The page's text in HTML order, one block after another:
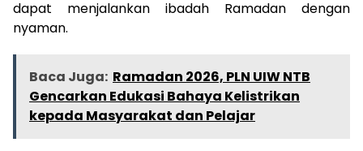
dapat menjalankan ibadah Ramadan dengan
nyaman.
Baca Juga: Ramadan 2026, PLN UIW NTB
Gencarkan Edukasi Bahaya Kelistrikan
kepada Masyarakat dan Pelajar